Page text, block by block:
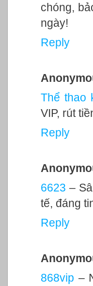
chóng,
ngày!
Reply
Thể thao
VIP, rút
Reply
6623 –
tế, đáng
Reply
868vip –